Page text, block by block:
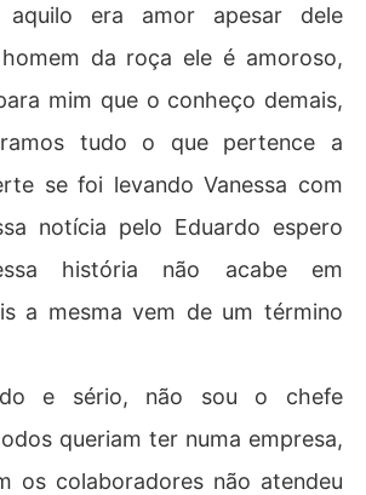
aquilo era amor apesar dele
da roça ele é amoroso,
mim que o conheço demais,
tudo o que pertence a
se foi levando Vanessa com
notícia pelo Eduardo espero
história não acabe em
a mesma vem de um término
e sério, não sou o chefe
queriam ter numa empresa,
os colaboradores não atendeu